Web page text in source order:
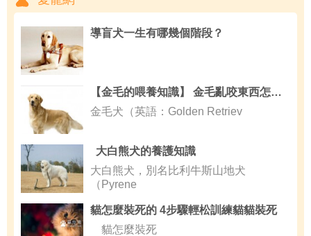
導盲犬一生有哪幾個階段？
【金毛的喂養知識】 金毛亂咬東西怎麼辦
金毛犬（英語：Golden Retriev
大白熊犬的養護知識
大白熊犬，別名比利牛斯山地犬
（Pyrene
貓怎麼裝死的 4步驟輕松訓練貓貓裝死
貓怎麼裝死